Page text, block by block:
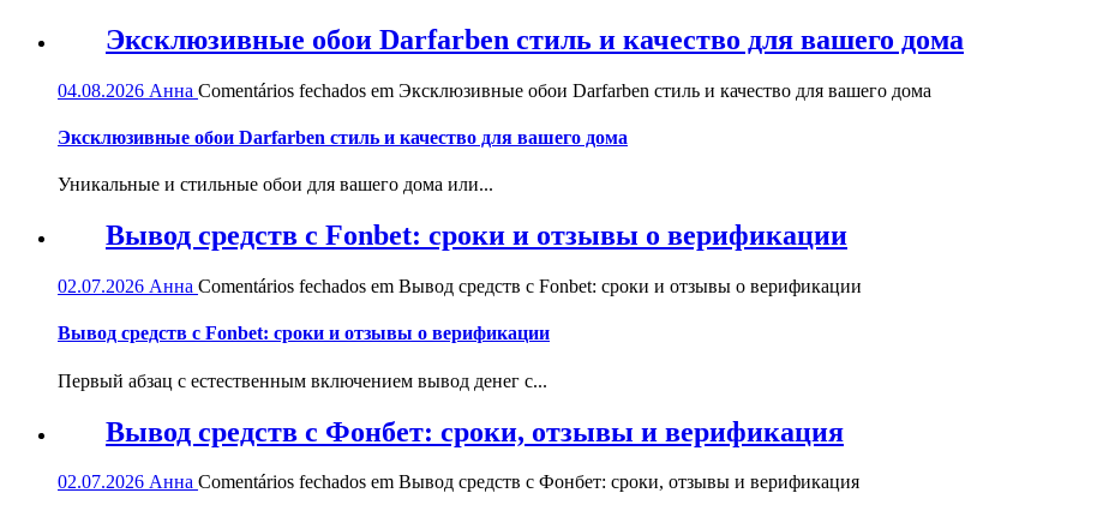
Эксклюзивные обои Darfarben стиль и качество для вашего дома
04.08.2026 Анна Comentários fechados em Эксклюзивные обои Darfarben стиль и качество для вашего дома
Эксклюзивные обои Darfarben стиль и качество для вашего дома
Уникальные и стильные обои для вашего дома или...
Вывод средств с Fonbet: сроки и отзывы о верификации
02.07.2026 Анна Comentários fechados em Вывод средств с Fonbet: сроки и отзывы о верификации
Вывод средств с Fonbet: сроки и отзывы о верификации
Первый абзац с естественным включением вывод денег с...
Вывод средств с Фонбет: сроки, отзывы и верификация
02.07.2026 Анна Comentários fechados em Вывод средств с Фонбет: сроки, отзывы и верификация